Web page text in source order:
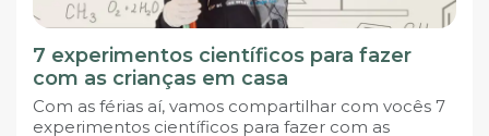
7 experimentos científicos para fazer
com as crianças em casa
Com as férias aí, vamos compartilhar com vocês 7
experimentos científicos para fazer com as